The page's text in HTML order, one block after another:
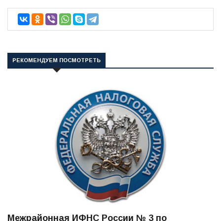
РЕКОМЕНДУЕМ ПОСМОТРЕТЬ
Межрайонная ИФНС России № 3 по